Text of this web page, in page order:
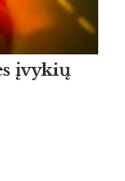
įvykių